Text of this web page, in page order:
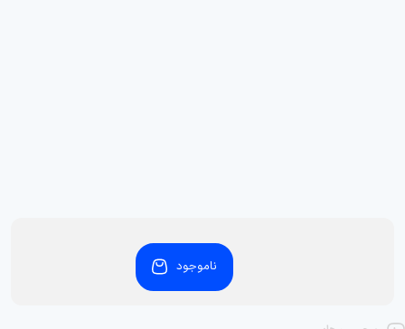
ناموجود